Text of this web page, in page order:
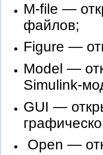
M-file —
файлов;
Figure —
Model —
Simulink-
GUI —
Open —